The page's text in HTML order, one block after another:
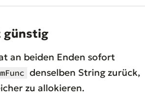
günstig
an beiden Enden sofort
denselben String zurück,
zu allokieren.